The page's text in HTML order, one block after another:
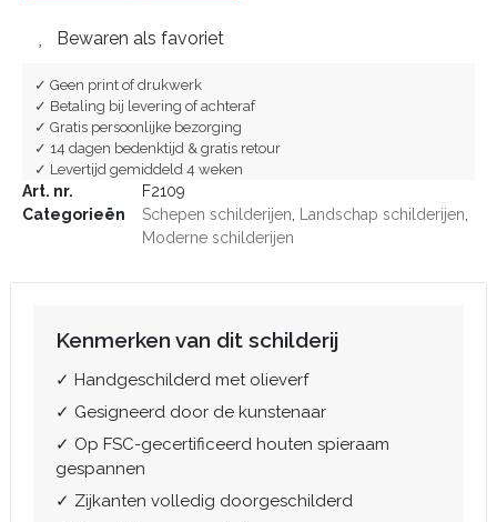
Bewaren als favoriet
✓ Geen print of drukwerk
✓ Betaling bij levering of achteraf
✓ Gratis persoonlijke bezorging
✓ 14 dagen bedenktijd & gratis retour
✓ Levertijd gemiddeld 4 weken
Art. nr.
F2109
Categorieën
Schepen schilderijen Landschap schilderijen
Moderne schilderijen
Kenmerken van dit schilderij
✓ Handgeschilderd met olieverf
✓ Gesigneerd door de kunstenaar
✓ Op FSC-gecertificeerd houten spieraam
gespannen
✓ Zijkanten volledig doorgeschilderd